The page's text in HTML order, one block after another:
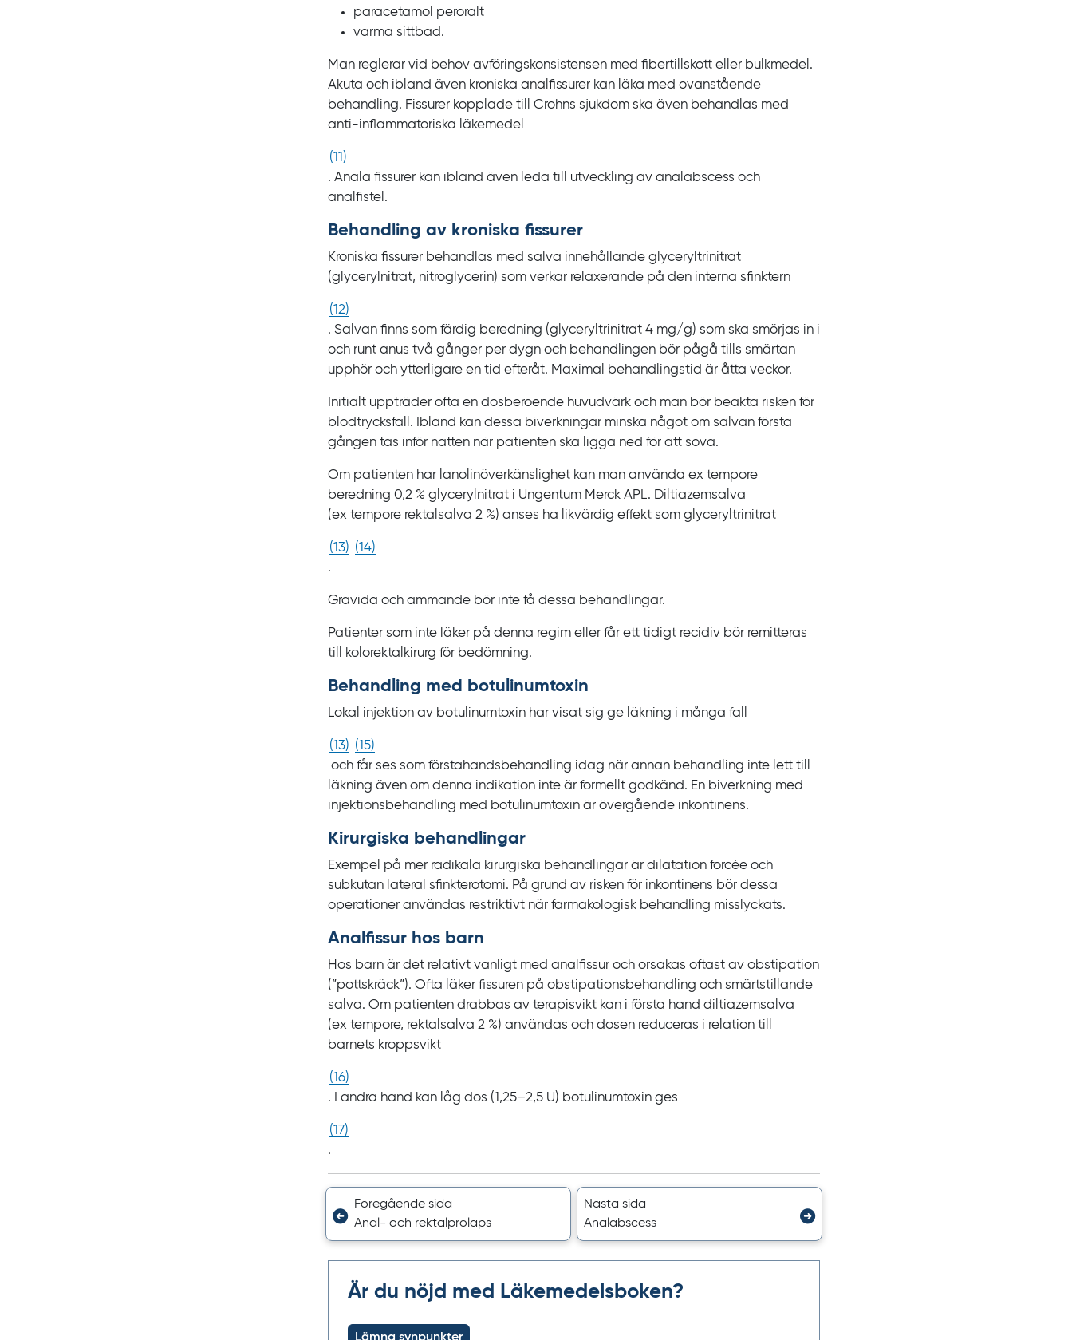
paracetamol peroralt
varma sittbad.
Man reglerar vid behov avföringskonsistensen med fibertillskott eller bulkmedel.
Akuta och ibland även kroniska analfissurer kan läka med ovanstående
behandling. Fissurer kopplade till Crohns sjukdom ska även behandlas med
anti-inflammatoriska läkemedel
(11)
. Anala fissurer kan ibland även leda till utveckling av analabscess och
analfistel.
Behandling av kroniska fissurer
Kroniska fissurer behandlas med salva innehållande glyceryltrinitrat
(glycerylnitrat, nitroglycerin) som verkar relaxerande på den interna sfinktern
(12)
. Salvan finns som färdig beredning (glyceryltrinitrat 4 mg/g) som ska smörjas in i
och runt anus två gånger per dygn och behandlingen bör pågå tills smärtan
upphör och ytterligare en tid efteråt. Maximal behandlingstid är åtta veckor.
Initialt uppträder ofta en dosberoende huvudvärk och man bör beakta risken för
blodtrycksfall. Ibland kan dessa biverkningar minska något om salvan första
gången tas inför natten när patienten ska ligga ned för att sova.
Om patienten har lanolinöverkänslighet kan man använda ex tempore
beredning 0,2 % glycerylnitrat i Ungentum Merck APL. Diltiazemsalva
(ex tempore rektalsalva 2 %) anses ha likvärdig effekt som glyceryltrinitrat
(13) (14)
.
Gravida och ammande bör inte få dessa behandlingar.
Patienter som inte läker på denna regim eller får ett tidigt recidiv bör remitteras
till kolorektalkirurg för bedömning.
Behandling med botulinumtoxin
Lokal injektion av botulinumtoxin har visat sig ge läkning i många fall
(13) (15)
och får ses som förstahandsbehandling idag när annan behandling inte lett till
läkning även om denna indikation inte är formellt godkänd. En biverkning med
injektionsbehandling med botulinumtoxin är övergående inkontinens.
Kirurgiska behandlingar
Exempel på mer radikala kirurgiska behandlingar är dilatation forcée och
subkutan lateral sfinkterotomi. På grund av risken för inkontinens bör dessa
operationer användas restriktivt när farmakologisk behandling misslyckats.
Analfissur hos barn
Hos barn är det relativt vanligt med analfissur och orsakas oftast av obstipation
(”pottskräck”). Ofta läker fissuren på obstipationsbehandling och smärtstillande
salva. Om patienten drabbas av terapisvikt kan i första hand diltiazemsalva
(ex tempore, rektalsalva 2 %) användas och dosen reduceras i relation till
barnets kroppsvikt
(16)
. I andra hand kan låg dos (1,25‍–‍2,5 U) botulinumtoxin ges
(17)
.
Föregående sida
Anal- och rektalprolaps
Nästa sida
Analabscess
Är du nöjd med Läkemedelsboken?